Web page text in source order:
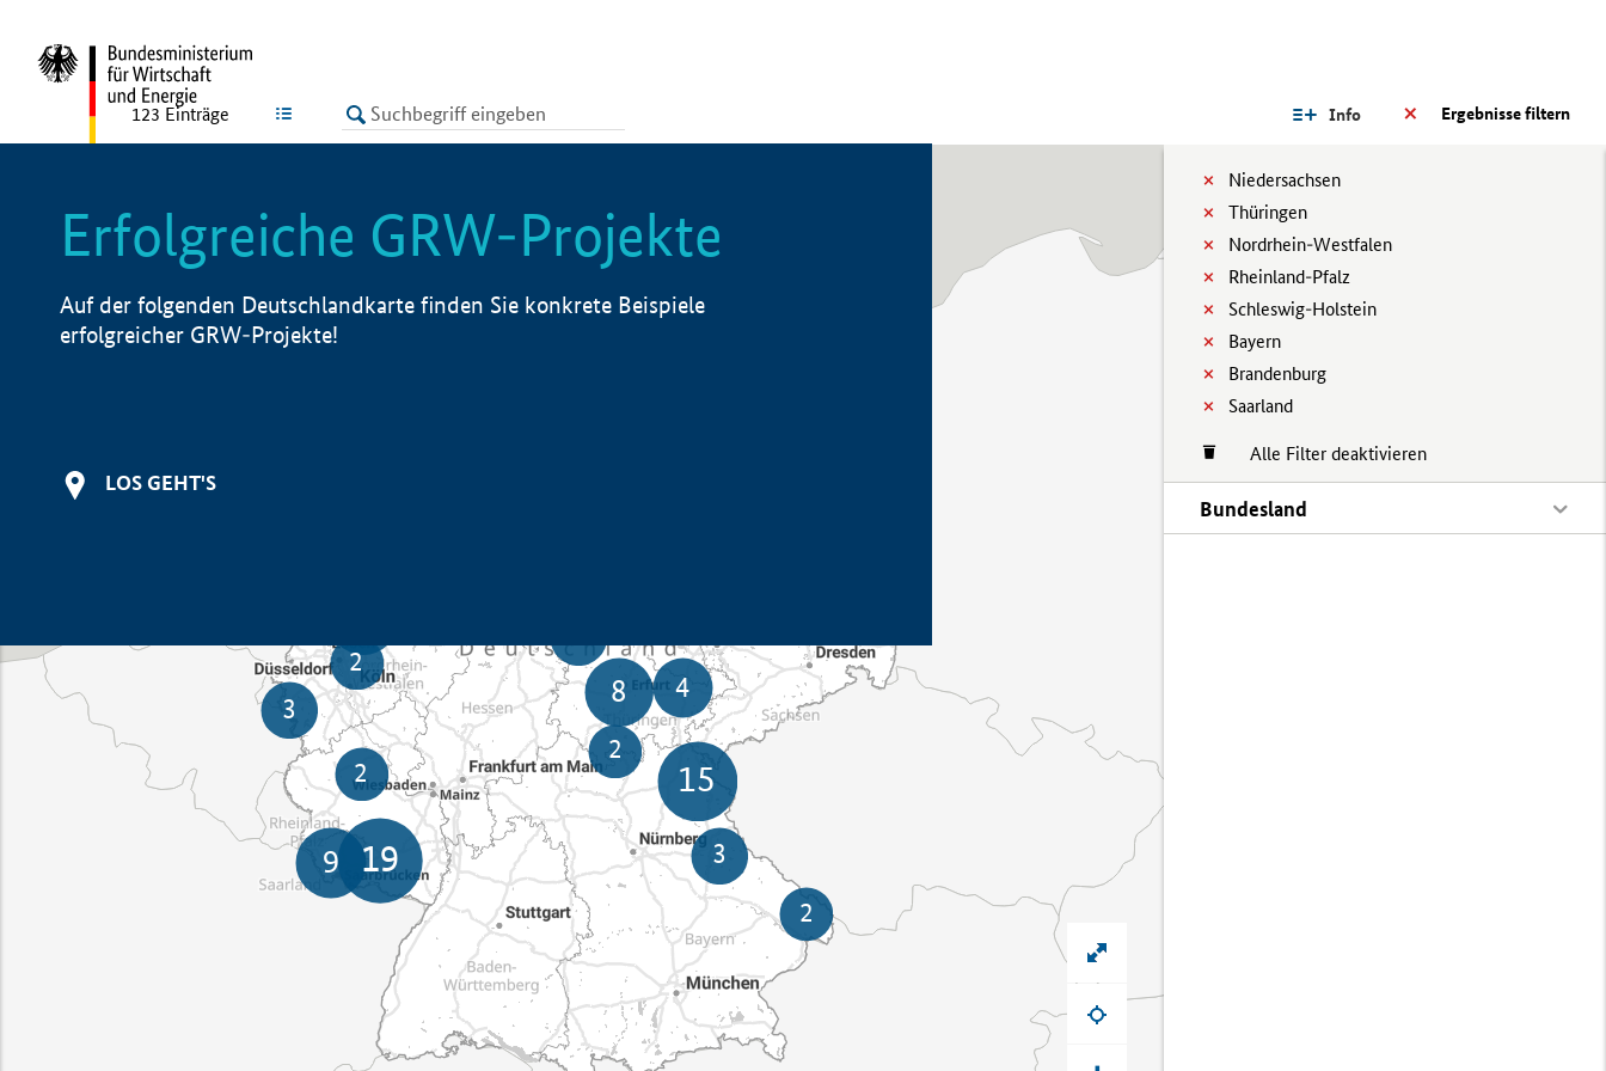
LISTE Ergebnisse filtern
Info
Niedersachsen
Thüringen
Nordrhein-Westfalen
Rheinland-Pfalz
Schleswig-Holstein
Bayern
Brandenburg
Saarland
Alle Filter deaktivieren
Bundesland
123 Einträge
Erfolgreiche GRW-Projekte
Auf der folgenden Deutschlandkarte finden Sie konkrete Beispiele
erfolgreicher GRW-Projekte!
LOS GEHT'S